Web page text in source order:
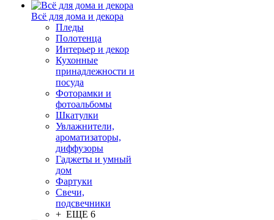
Всё для дома и декора
Пледы
Полотенца
Интерьер и декор
Кухонные
принадлежности и
посуда
Фоторамки и
фотоальбомы
Шкатулки
Увлажнители,
ароматизаторы,
диффузоры
Гаджеты и умный
дом
Фартуки
Свечи,
подсвечники
+ ЕЩЕ 6